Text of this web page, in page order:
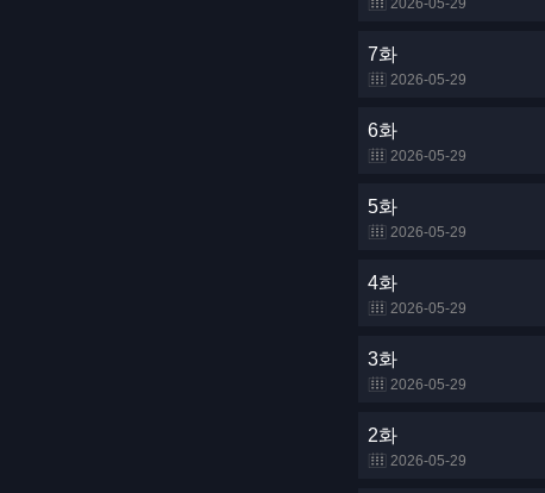
2026-05-29
7화
2026-05-29
6화
2026-05-29
5화
2026-05-29
4화
2026-05-29
3화
2026-05-29
2화
2026-05-29